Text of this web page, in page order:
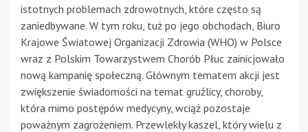
istotnych problemach zdrowotnych, które często są
zaniedbywane. W tym roku, tuż po jego obchodach, Biuro
Krajowe Światowej Organizacji Zdrowia (WHO) w Polsce
wraz z Polskim Towarzystwem Chorób Płuc zainicjowało
nową kampanię społeczną. Głównym tematem akcji jest
zwiększenie świadomości na temat gruźlicy, choroby,
która mimo postępów medycyny, wciąż pozostaje
poważnym zagrożeniem. Przewlekły kaszel, który wielu z